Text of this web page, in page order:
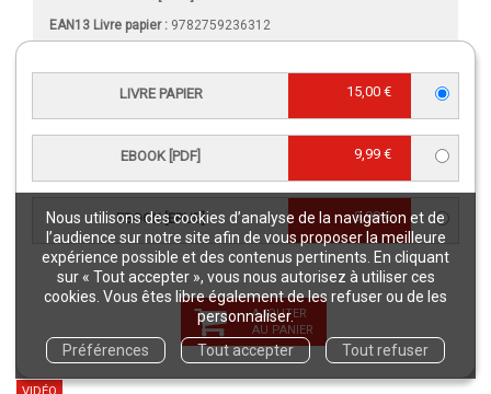
Nous utilisons des cookies d’analyse de la navigation et de
l’audience sur notre site afin de vous proposer la meilleure
expérience possible et des contenus pertinents. En cliquant
sur « Tout accepter », vous nous autorisez à utiliser ces
cookies. Vous êtes libre également de les refuser ou de les
personnaliser.
Préférences
Tout accepter Tout refuser
LIVRE PAPIER 15,00 €
EBOOK [PDF] 9,99 €
EBOOK [EPUB] 9,99 €
AJOUTER
AU PANIER
EAN13 Livre papier : 9782759236312
EAN13 eBook [ePub] :9782759236336
Poids (en grammes) :130
Comment lire un eBook ?
Format Onix
Taille(s) : 2,86 Mo (PDF), 1,2 Mo (ePub)